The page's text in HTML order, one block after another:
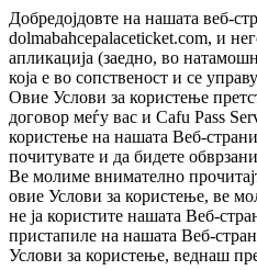
Добредојдовте на нашата веб-
dolmabahcepalaceticket.com, и
апликација (заедно, во
која е во сопственост и се
Овие Услови за користење
договор меѓу вас и Cafu Pass
користење на нашата Веб-
почитувате и да бидете
Ве молиме внимателно
овие Услови за користење, ве
не ја користите нашата Веб-
пристапиле на нашата Веб-
Услови за користење, веднаш